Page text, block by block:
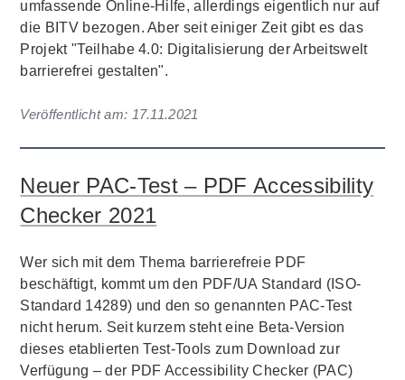
umfassende Online-Hilfe, allerdings eigentlich nur auf
die BITV bezogen. Aber seit einiger Zeit gibt es das
Projekt "Teilhabe 4.0: Digitalisierung der Arbeitswelt
barrierefrei gestalten".
Veröffentlicht am: 17.11.2021
Neuer PAC-Test – PDF Accessibility
Checker 2021
Wer sich mit dem Thema barrierefreie PDF
beschäftigt, kommt um den PDF/UA Standard (ISO-
Standard 14289) und den so genannten PAC-Test
nicht herum. Seit kurzem steht eine Beta-Version
dieses etablierten Test-Tools zum Download zur
Verfügung – der PDF Accessibility Checker (PAC)